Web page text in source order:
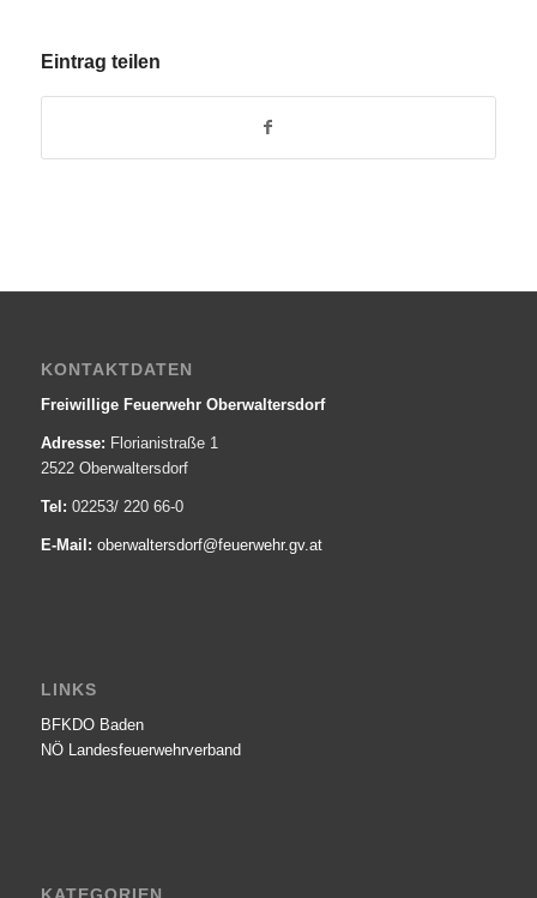
Eintrag teilen
KONTAKTDATEN
Freiwillige Feuerwehr Oberwaltersdorf
Adresse: Florianistraße 1
2522 Oberwaltersdorf
Tel: 02253/ 220 66-0
E-Mail: oberwaltersdorf@­feuerwehr.gv.at
LINKS
BFKDO Baden
NÖ Landesfeuerwehr­verband